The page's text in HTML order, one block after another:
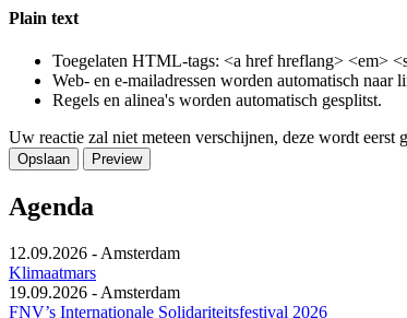
Plain text
Toegelaten HTML-tags: <a href hreflang> <em>
Web- en e-mailadressen worden automatisch naar
Regels en alinea's worden automatisch gesplitst.
Uw reactie zal niet meteen verschijnen, deze wordt eerst
Agenda
12.09.2026 - Amsterdam
Klimaatmars
19.09.2026 - Amsterdam
FNV’s Internationale Solidariteitsfestival 2026